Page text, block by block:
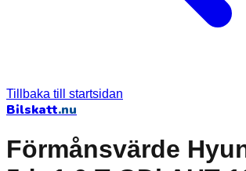
Tillbaka till startsidan
Bilskatt.nu
Förmånsvärde